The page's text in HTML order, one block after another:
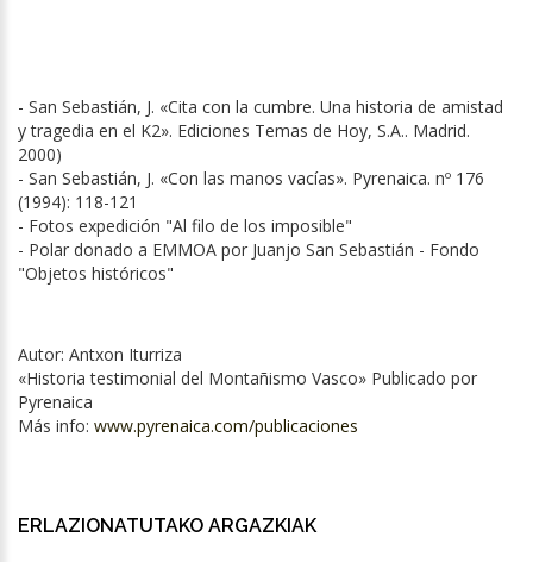
- San Sebastián, J. «Cita con la cumbre. Una historia de amistad
y tragedia en el K2». Ediciones Temas de Hoy, S.A.. Madrid.
2000)
- San Sebastián, J. «Con las manos vacías». Pyrenaica. nº 176
(1994): 118-121
- Fotos expedición "Al filo de los imposible"
- Polar donado a EMMOA por Juanjo San Sebastián - Fondo
"Objetos históricos"
Autor: Antxon Iturriza
«Historia testimonial del Montañismo Vasco» Publicado por
Pyrenaica
Más info: www.pyrenaica.com/publicaciones
ERLAZIONATUTAKO ARGAZKIAK